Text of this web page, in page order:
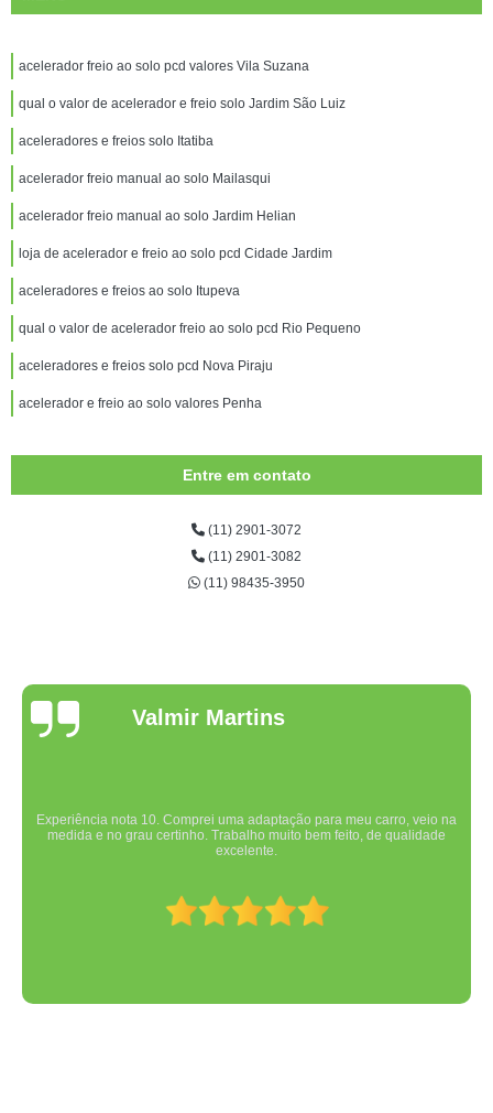
acelerador freio ao solo pcd valores Vila Suzana
qual o valor de acelerador e freio solo Jardim São Luiz
aceleradores e freios solo Itatiba
acelerador freio manual ao solo Mailasqui
acelerador freio manual ao solo Jardim Helian
loja de acelerador e freio ao solo pcd Cidade Jardim
aceleradores e freios ao solo Itupeva
qual o valor de acelerador freio ao solo pcd Rio Pequeno
aceleradores e freios solo pcd Nova Piraju
acelerador e freio ao solo valores Penha
Entre em contato
(11) 2901-3072
(11) 2901-3082
(11) 98435-3950
Valmir Martins
Experiência nota 10. Comprei uma adaptação para meu carro, veio na
medida e no grau certinho. Trabalho muito bem feito, de qualidade
excelente.